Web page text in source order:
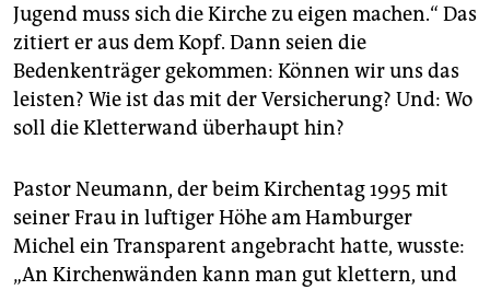
Jugend muss sich die Kirche zu eigen machen.“ Das
zitiert er aus dem Kopf. Dann seien die
Bedenkenträger gekommen: Können wir uns das
leisten? Wie ist das mit der Versicherung? Und: Wo
soll die Kletterwand überhaupt hin?
Pastor Neumann, der beim Kirchentag 1995 mit
seiner Frau in luftiger Höhe am Hamburger
Michel ein Transparent angebracht hatte, wusste:
„An Kirchenwänden kann man gut klettern, und